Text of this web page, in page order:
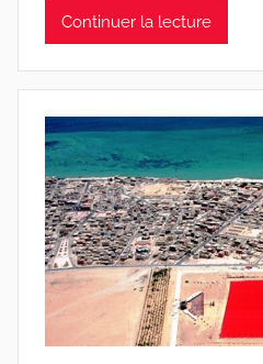
Continuer la lecture